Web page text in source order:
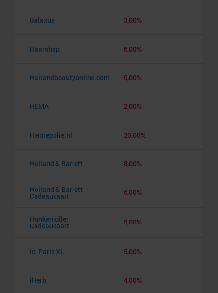
Galaxus 3,00%
Haarshop 6,00%
Hairandbeautyonline.com 6,00%
HEMA 2,00%
Hennepolie.nl 20,00%
Holland & Barrett 8,00%
Holland & Barrett
Cadeaukaart 6,00%
Hunkemöller
Cadeaukaart 5,00%
Ici Paris XL 5,00%
iHerb 4,00%